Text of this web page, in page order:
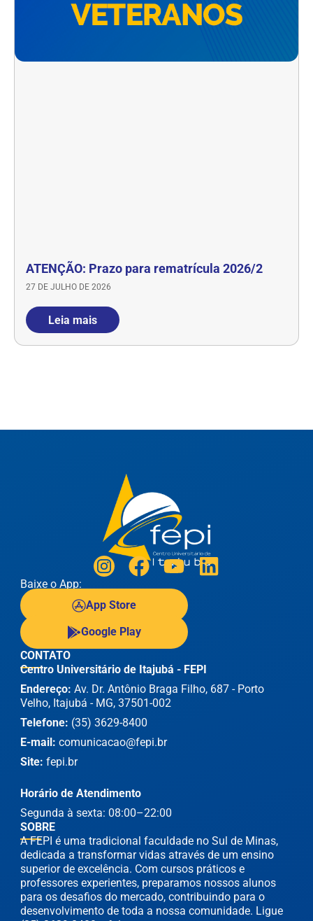
ATENÇÃO: Prazo para rematrícula 2026/2
27 DE JULHO DE 2026
Leia mais
Baixe o App:
App Store
Google Play
SOBRE
A FEPI é uma tradicional faculdade no Sul de Minas,
dedicada a transformar vidas através de um ensino
superior de excelência. Com cursos práticos e
professores experientes, preparamos nossos alunos
para os desafios do mercado, contribuindo para o
desenvolvimento de toda a nossa comunidade. Ligue
CONTATO
Centro Universitário de Itajubá - FEPI
Endereço: Av. Dr. Antônio Braga Filho, 687 - Porto
Velho, Itajubá - MG, 37501-002
Telefone: (35) 3629-8400
E-mail: comunicacao@fepi.br
Site: fepi.br
Horário de Atendimento
Segunda à sexta: 08:00–22:00